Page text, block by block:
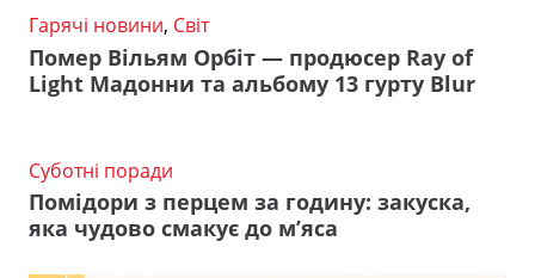
Гарячі новини, Світ
Помер Вільям Орбіт — продюсер Ray of
Light Мадонни та альбому 13 гурту Blur
Суботні поради
Помідори з перцем за годину: закуска,
яка чудово смакує до м’яса